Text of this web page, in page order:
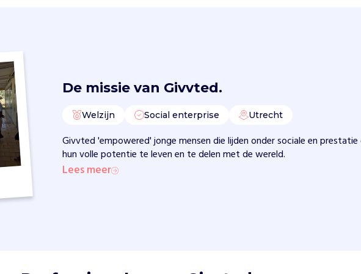
De missie van Givvted.
Welzijn Social enterprise Utrecht
Givvted 'empowered' jonge mensen die lijden onder sociale en prestatie
hun volle potentie te leven en te delen met de wereld.
Lees meer